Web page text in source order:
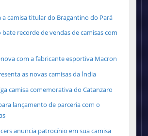
a camisa titular do Bragantino do Pará
bate recorde de vendas de camisas com
com a fabricante esportiva Macron
as novas camisas da Índia
camisa comemorativa do Catanzaro
lançamento de parceria com o
anuncia patrocínio em sua camisa